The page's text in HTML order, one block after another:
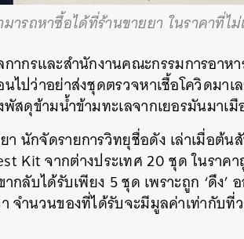
ารถหาซื้อได้ที่ร้านขายยา ในราคาที่ไ
ากรและสำนักงานคณะกรรมการอา
ปว่าอย่าส่งชุดตรวจหาเชื้อโควิดมาเ
ดุข้ามน้ำข้ามทะเลจากเยอรมันมาเมื
า นักจัดรายการวิทยุชื่อดัง เล่าเมื่อต้
Kit จากต่างประเทศ 20 ชุด ในราคา
ลับได้รับเพียง 5 ชุด เพราะถูก ‘ดึง’
จำนวนของที่ได้รับจะมีมูลค่าเท่ากับที่
TWEET LINE EMAIL